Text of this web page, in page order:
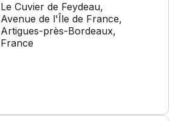
Le Cuvier de Feydeau,
Avenue de l'Île de France,
Artigues-près-Bordeaux,
France